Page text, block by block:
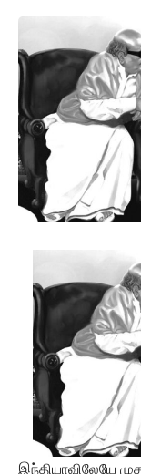
இந்தியாவிலேயே